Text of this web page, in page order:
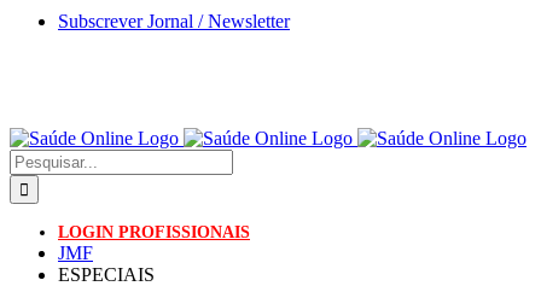
Skip
Subscrever Jornal / Newsletter
Pesquisar
LOGIN PROFISSIONAIS
JMF
ESPECIAIS